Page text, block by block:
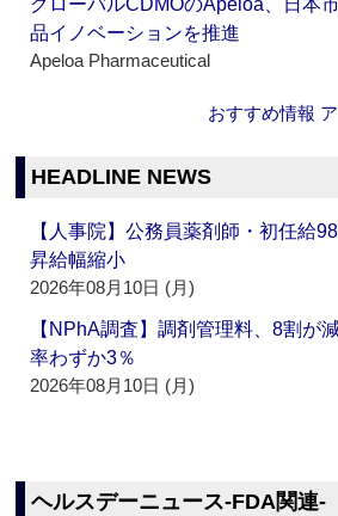
グローバルCDMOのApeloa、日本
品イノベーションを推進
Apeloa Pharmaceutical
おすすめ情報
HEADLINE NEWS
【人事院】公務員薬剤師・初任給
昇給幅縮小
2026年08月10日 (月)
【NPhA調査】調剤管理料、8割が
率わずか3％
2026年08月10日 (月)
ヘルスデーニュース‐FDA関連‐